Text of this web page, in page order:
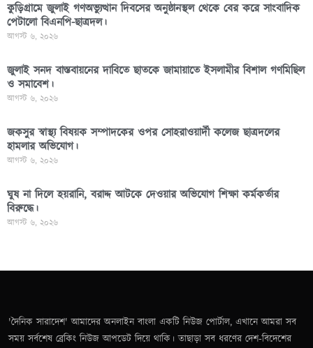
কুড়িগ্রামে জুলাই গণঅভ্যুত্থান দিবসের অনুষ্ঠানস্থল থেকে বের করে সাংবাদিক
পেটালো বিএনপি-ছাত্রদল।
আগস্ট ৬, ২০২৬
জুলাই সনদ বাস্তবায়নের দাবিতে ছাতকে জামায়াতে ইসলামীর বিশাল গণমিছিল
ও সমাবেশ।
আগস্ট ৬, ২০২৬
জকসুর স্বাস্থ্য বিষয়ক সম্পাদকের ওপর সোহরাওয়ার্দী কলেজ ছাত্রদলের
হামলার অভিযোগ।
আগস্ট ৬, ২০২৬
ঘুষ না দিলে হয়রানি, বরাদ্দ আটকে দেওয়ার অভিযোগ শিক্ষা কর্মকর্তার
বিরুদ্ধে।
আগস্ট ৬, ২০২৬
'দৈনিক সারাদেশ' আমাদের অনলাইন বাংলা একটি নিউজ পোর্টাল, এখানে আমরা সব
সময় সর্বশেষ ব্রেকিং নিউজ আপডেট দিয়ে থাকি। তাছাড়া সব ধরণের দেশ-বিদেশের